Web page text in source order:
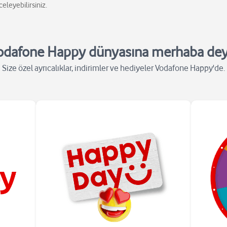
Happy dünyasına merhaba
Size özel ayrıcalıklar, indirimler ve hediyeler Vodafone Happy'de.